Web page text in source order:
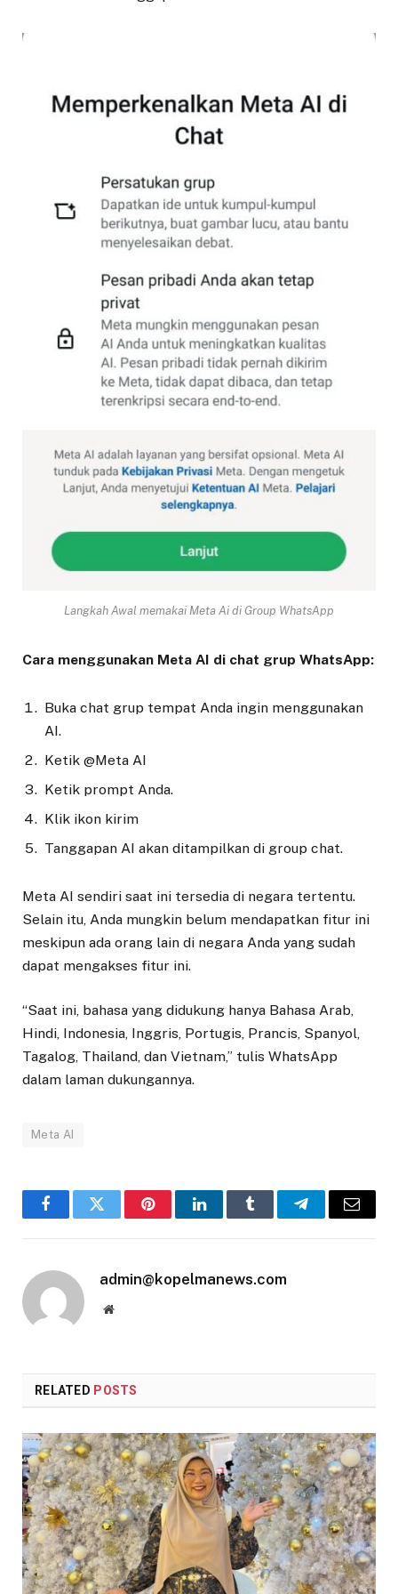
Langkah Awal memakai Meta Ai di Group WhatsApp
Cara menggunakan Meta AI di chat grup WhatsApp:
Buka chat grup tempat Anda ingin menggunakan
AI.
Ketik @Meta AI
Ketik prompt Anda.
Klik ikon kirim
Tanggapan AI akan ditampilkan di group chat.
Meta AI sendiri saat ini tersedia di negara tertentu.
Selain itu, Anda mungkin belum mendapatkan fitur ini
meskipun ada orang lain di negara Anda yang sudah
dapat mengakses fitur ini.
“Saat ini, bahasa yang didukung hanya Bahasa Arab,
Hindi, Indonesia, Inggris, Portugis, Prancis, Spanyol,
Tagalog, Thailand, dan Vietnam,” tulis WhatsApp
dalam laman dukungannya.
Meta AI
FacebookTwitter PinterestLinkedInTumblr TelegramEmail
admin@kopelmanews.com
Website
RELATED POSTS